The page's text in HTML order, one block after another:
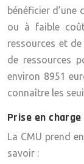
bénéficier
ou à faible
ressources et
de ressources
environ 8951
connaître les
Prise en
La CMU prend
savoir :